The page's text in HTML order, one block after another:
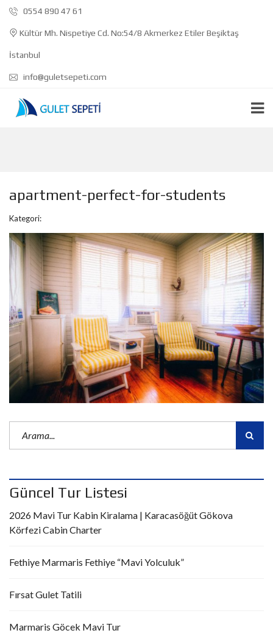
0554 890 47 61
Kültür Mh. Nispetiye Cd. No:54/8 Akmerkez Etiler Beşiktaş
İstanbul
info@guletsepeti.com
apartment-perfect-for-students
Kategori:
Güncel Tur Listesi
2026 Mavi Tur Kabin Kiralama | Karacasöğüt Gökova
Körfezi Cabin Charter
Fethiye Marmaris Fethiye “Mavi Yolculuk”
Fırsat Gulet Tatili
Marmaris Göcek Mavi Tur